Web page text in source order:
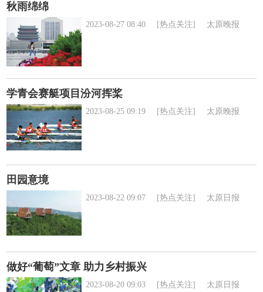
秋雨绵绵
2023-08-27 08:40 [热点关注] 太原晚报
学青会赛艇项目汾河挥桨
2023-08-25 09:19 [热点关注] 太原晚报
田园意境
2023-08-22 09:07 [热点关注] 太原日报
做好“葡萄”文章 助力乡村振兴
2023-08-20 09:03 [热点关注] 太原日报